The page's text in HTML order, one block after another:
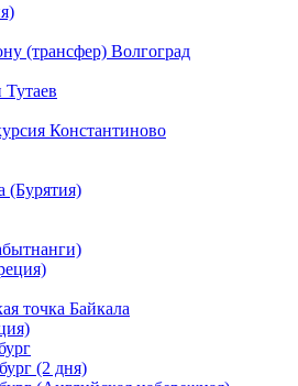
(трансфер) Волгоград
Константиново
(Бурятия)
точка Байкала
(2 дня)